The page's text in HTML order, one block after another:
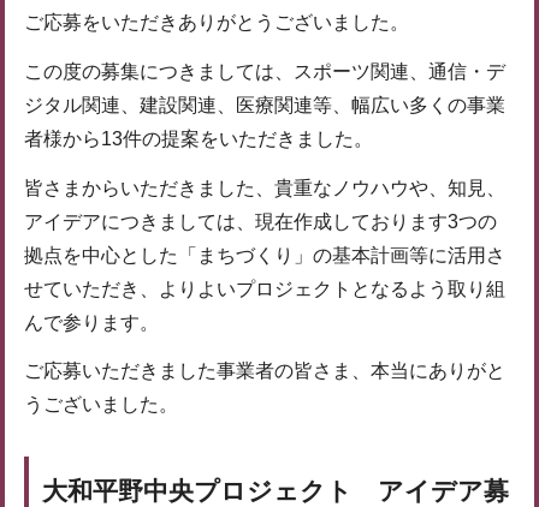
ご応募をいただきありがとうございました。
この度の募集につきましては、スポーツ関連、通信・デ
ジタル関連、建設関連、医療関連等、幅広い多くの事業
者様から13件の提案をいただきました。
皆さまからいただきました、貴重なノウハウや、知見、
アイデアにつきましては、現在作成しております3つの
拠点を中心とした「まちづくり」の基本計画等に活用さ
せていただき、よりよいプロジェクトとなるよう取り組
んで参ります。
ご応募いただきました事業者の皆さま、本当にありがと
うございました。
大和平野中央プロジェクト アイデア募